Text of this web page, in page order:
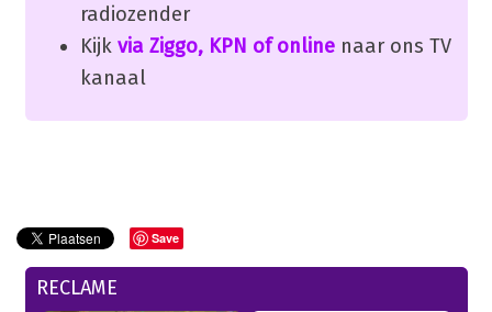
radiozender
Kijk via Ziggo, KPN of onlinenaar ons TV
kanaal
Save
RECLAME